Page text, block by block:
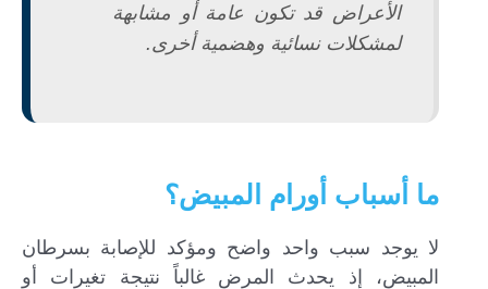
الأعراض قد تكون عامة أو مشابهة
لمشكلات نسائية وهضمية أخرى.
ما أسباب أورام المبيض؟
لا يوجد سبب واحد واضح ومؤكد للإصابة بسرطان
المبيض، إذ يحدث المرض غالباً نتيجة تغيرات أو